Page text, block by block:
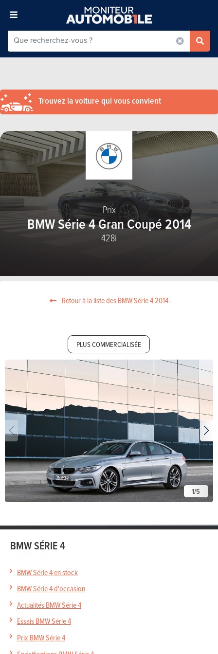
Trouvez la voiture qui vous convient
Prix
BMW Série 4 Gran Coupé 2014
428i
Retour à la liste des BMW Série 4 2014
PLUS COMMERCIALISÉE
1/5
BMW SÉRIE 4
BMW Série 4 en stock
BMW Série 4 d'occasion
Actualités BMW Série 4
Essais BMW Série 4
Prix BMW Série 4